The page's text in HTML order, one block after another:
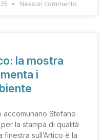
Nessun commento
la mostra
i
accomunano Stefano
la stampa di qualità
finestra sull’Artico è la